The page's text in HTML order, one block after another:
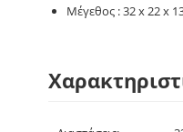
Μέγεθος : 32 x 22 x